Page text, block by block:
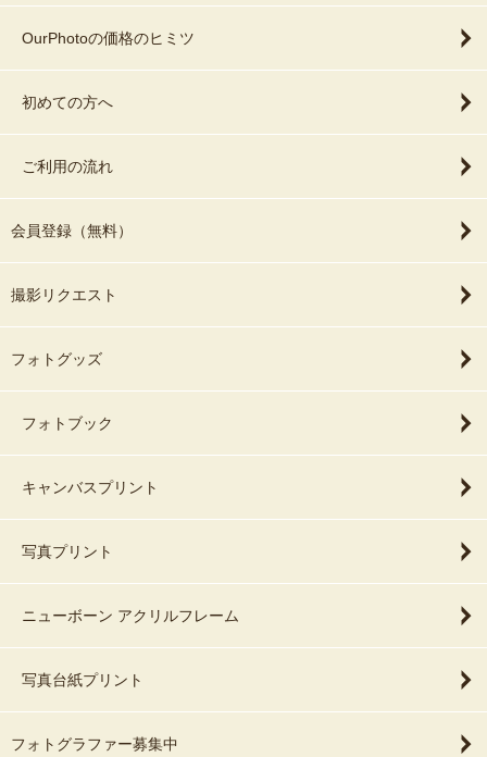
OurPhotoの価格のヒミツ
初めての方へ
ご利用の流れ
会員登録（無料）
撮影リクエスト
フォトグッズ
フォトブック
キャンバスプリント
写真プリント
ニューボーン アクリルフレーム
写真台紙プリント
フォトグラファー募集中